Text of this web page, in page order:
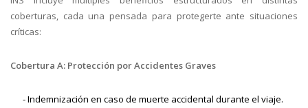
coberturas, cada una pensada para protegerte ante situaciones
críticas:
Cobertura A: Protección por Accidentes Graves
- Indemnización en caso de muerte accidental durante el viaje.